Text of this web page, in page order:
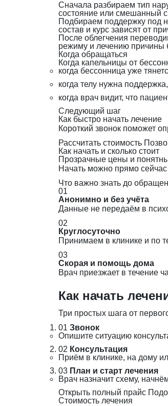
Сначала разбираем тип
состояние или смешанный
Подбираем поддержку под
состав и курс зависят от
После облегчения
режиму и лечению причины
Когда обращаться
Когда капельницы от
когда бессонница уже
когда телу нужна
когда врач видит, что
Следующий шаг
Как быстро начать лечение
Короткий звонок поможет
Рассчитать стоимость
Как начать и сколько стоит
Прозрачные цены и
Начать можно прямо сейчас
Что важно знать до
01
Анонимно и без учёта
Данные не передаём в
02
Круглосуточно
Принимаем в клинике и по
03
Скорая и помощь дома
Врач приезжает в течение
Как начать
Три простых шага от
01 Звонок
Опишите ситуацию
02 Консультация
Приём в клинике, на дому
03 План и старт лечения
Врач назначит схему,
Открыть полный прайс
Стоимость лечения